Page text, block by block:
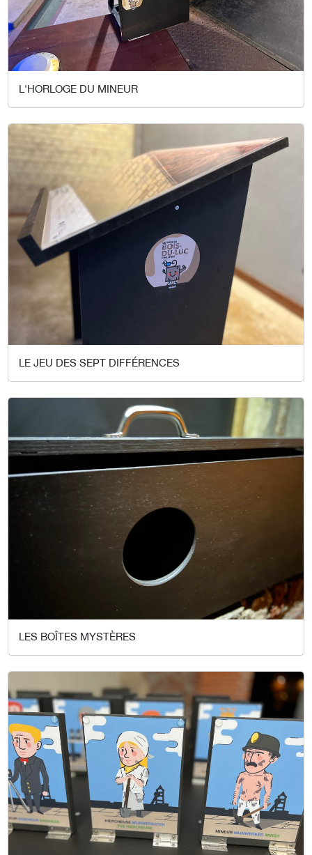
L'HORLOGE DU MINEUR
LE JEU DES SEPT DIFFÉRENCES
LES BOÎTES MYSTÈRES